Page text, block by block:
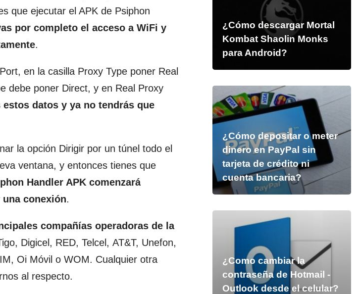
que ejecutar el APK de Psiphon
por completo el acceso a WiFi y
.
en la casilla Proxy Type poner Real
debe poner Direct, y en Real Proxy
datos y ya no tendrás que
la opción Dirigir por un túnel todo el
ventana, y entonces tienes que
Handler APK comenzará
conexión.
compañías operadoras de la
Digicel, RED, Telcel, AT&T, Unefon,
Oi Móvil o WOM. Cualquier otra
al respecto.
¿Cómo descargar Mortal
Kombat Shaolin Monks
para Android?
¿Cómo depositar o meter
dinero en PayPal sin
tarjeta de crédito ni
cuenta bancaria?
¿Como cambiar la
contraseña de Hotmail -
Outlook desde el celular?